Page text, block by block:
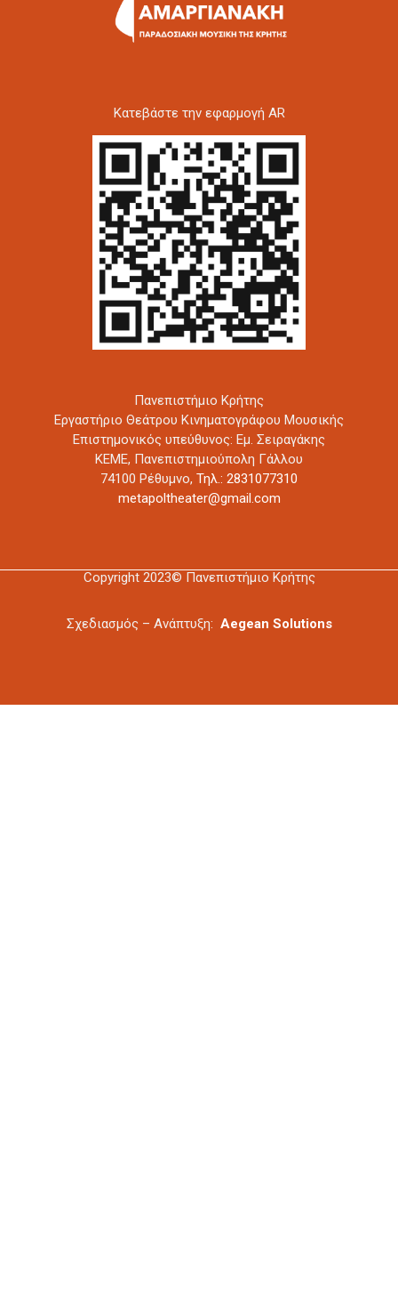
Kατεβάστε την εφαρμογή AR
Πανεπιστήμιο Κρήτης
Εργαστήριο Θεάτρου Κινηματογράφου Μουσικής
Επιστημονικός υπεύθυνος: Εμ. Σειραγάκης
ΚΕΜΕ, Πανεπιστημιούπολη Γάλλου
74100 Ρέθυμνο, Τηλ.: 2831077310
metapoltheater@gmail.com
Copyright 2023© Πανεπιστήμιο Κρήτης
Σχεδιασμός – Ανάπτυξη: Aegean Solutions